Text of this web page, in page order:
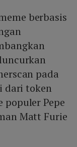
berbasis
pada
dari token
Pepe
Matt Furie